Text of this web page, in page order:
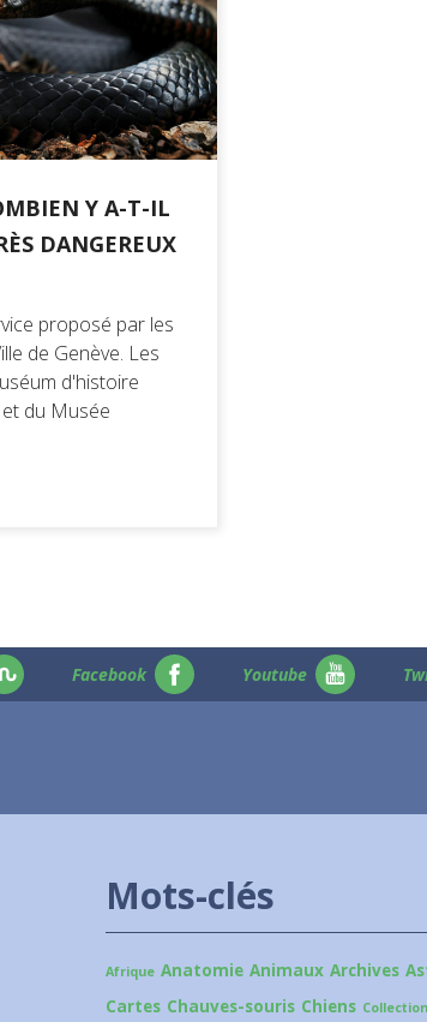
Y A-T-IL
DANGEREUX
proposé par les
de Genève. Les
d'histoire
du Musée
Facebook Youtube
Mots-clés
Afrique Anatomie Animaux Archives
Cartes Chauves-souris Chiens